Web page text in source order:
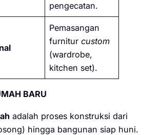
pengecatan.
Pemasangan
furniturcustom
(wardrobe,
kitchen set).
BARU
adalah proses konstruksi dari
hingga bangunan siap huni.